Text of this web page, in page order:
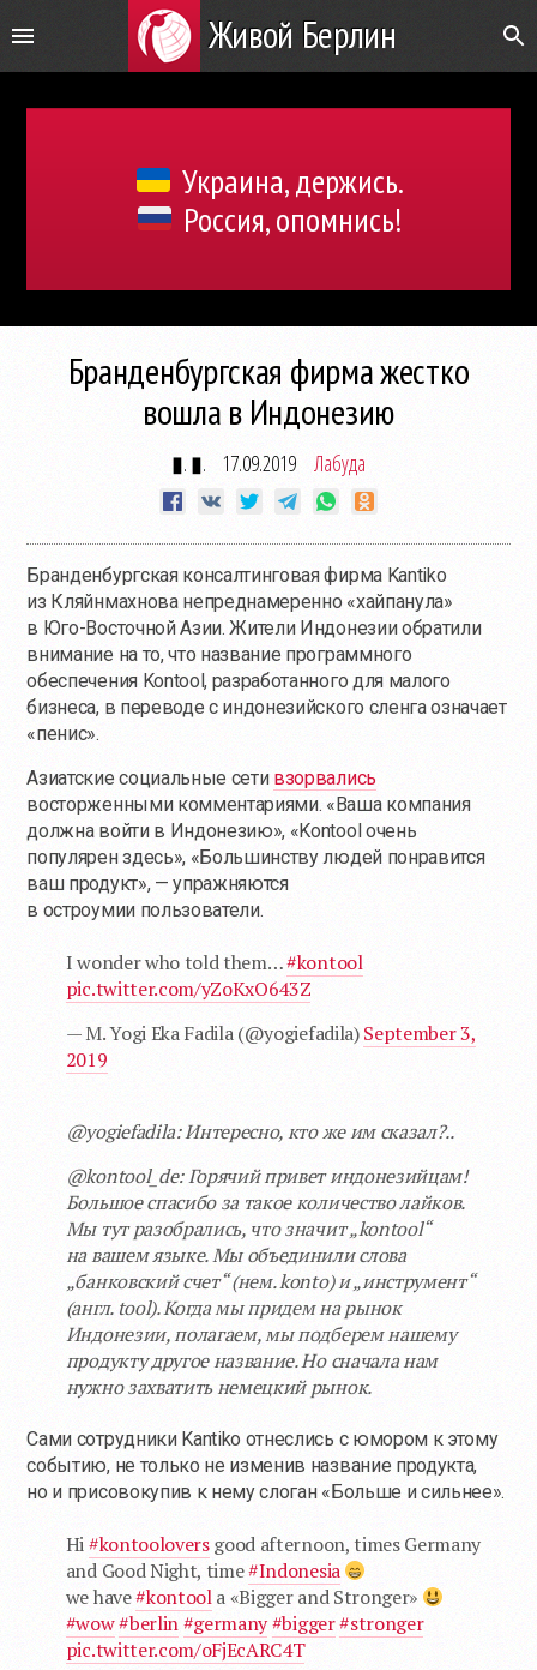
Живой Берлин
Украина, держись.
Россия, опомнись!
Бранденбургская фирма жестко
вошла в Индонезию
▮. ▮. 17.09.2019 Лабуда
Бранденбургская консалтинговая фирма Kantiko
из Кляйнмахнова непреднамеренно «хайпанула»
в Юго-Восточной Азии. Жители Индонезии обратили
внимание на то, что название программного
обеспечения Kontool, разработанного для малого
бизнеса, в переводе с индонезийского сленга означает
«пенис».
Азиатские социальные сети взорвались
восторженными комментариями. «Ваша компания
должна войти в Индонезию», «Kontool очень
популярен здесь», «Большинству людей понравится
ваш продукт», — упражняются
в остроумии пользователи.
I wonder who told them…#kontool
pic.twitter.com/yZoKxO643Z
— M. Yogi Eka Fadila (@yogiefadila)September 3,
2019
@yogiefadila: Интересно, кто же им сказал?..
@kontool_de: Горячий привет индонезийцам!
Большое спасибо за такое количество лайков.
Мы тут разобрались, что значит „kontool“
на вашем языке. Мы объединили слова
„банковский счет“ (нем. konto) и „инструмент“
(англ. tool). Когда мы придем на рынок
Индонезии, полагаем, мы подберем нашему
продукту другое название. Но сначала нам
нужно захватить немецкий рынок.
Сами сотрудники Kantiko отнеслись с юмором к этому
событию, не только не изменив название продукта,
но и присовокупив к нему слоган «Больше и сильнее».
Hi#kontooloversgood afternoon, times Germany
and Good Night, time#Indonesia
we have#kontoola «Bigger and Stronger»
#wow#berlin#germany#bigger#stronger
pic.twitter.com/oFjEcARC4T